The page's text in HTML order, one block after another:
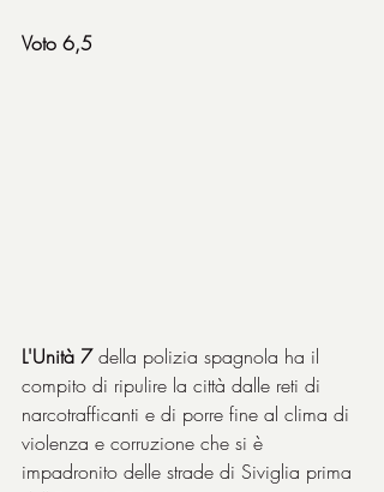
Voto 6,5
L'Unità 7 della polizia spagnola ha il
compito di ripulire la città dalle reti di
narcotrafficanti e di porre fine al clima di
violenza e corruzione che si è
impadronito delle strade di Siviglia prima